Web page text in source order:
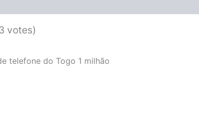
votes)
telefone do Togo 1 milhão